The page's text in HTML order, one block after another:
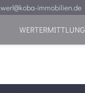
werl@koba-immobilien.de
WERTERMITTLUNG